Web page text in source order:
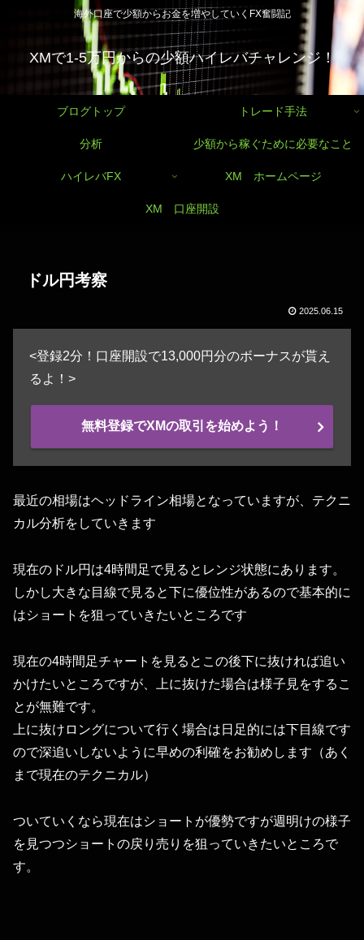
海外口座で少額からお金を増やしていくFX奮闘記
XMで1-5万円からの少額ハイレバチャレンジ！
ブログトップ トレード手法
分析 少額から稼ぐために必要なこと
ハイレバFX XM ホームページ
XM 口座開設
ドル円考察
2025.06.15
<登録2分！口座開設で13,000円分のボーナスが貰え
るよ！>
無料登録でXMの取引を始めよう！
最近の相場はヘッドライン相場となっていますが、テクニ
カル分析をしていきます
現在のドル円は4時間足で見るとレンジ状態にあります。
しかし大きな目線で見ると下に優位性があるので基本的に
はショートを狙っていきたいところです
現在の4時間足チャートを見るとこの後下に抜ければ追い
かけたいところですが、上に抜けた場合は様子見をするこ
とが無難です。
上に抜けロングについて行く場合は日足的には下目線です
ので深追いしないように早めの利確をお勧めします（あく
まで現在のテクニカル）
ついていくなら現在はショートが優勢ですが週明けの様子
を見つつショートの戻り売りを狙っていきたいところで
す。